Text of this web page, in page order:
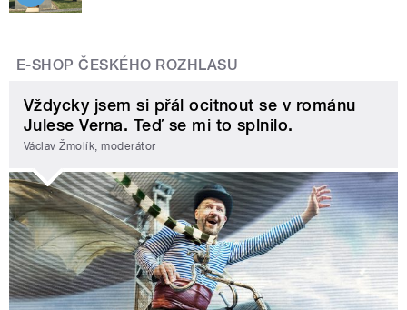
E-SHOP ČESKÉHO ROZHLASU
Vždycky jsem si přál ocitnout se v románu
Julese Verna. Teď se mi to splnilo.
Václav Žmolík, moderátor